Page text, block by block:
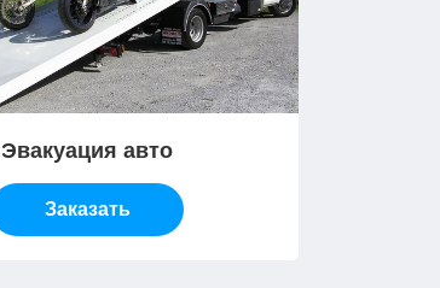
Эвакуация авто
Заказать